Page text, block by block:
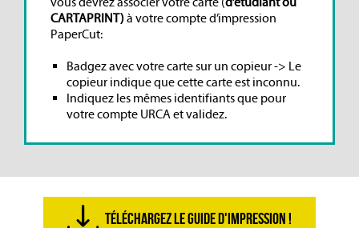
CARTAPRINT)à votre compte d’impression
PaperCut:
Badgez avec votre carte sur un copieur -> Le
copieur indique que cette carte est inconnu.
Indiquez les mêmes identifiants que pour
votre compte URCA et validez.
TÉLÉCHARGEZ LE GUIDE D'IMPRESSION !